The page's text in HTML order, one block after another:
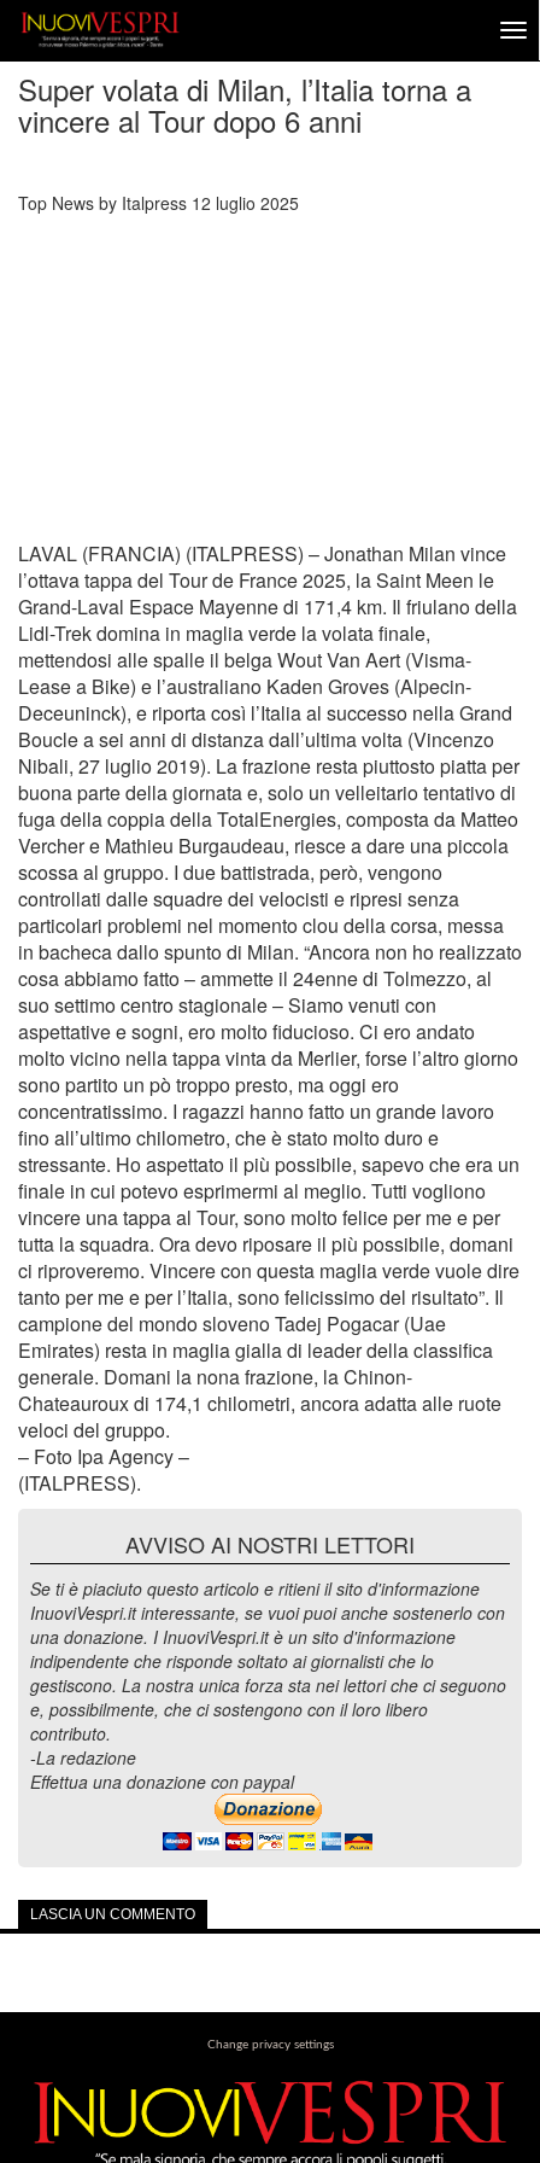
Super volata di Milan, l’Italia torna a
vincere al Tour dopo 6 anni
Top News by Italpress 12 luglio 2025
LAVAL (FRANCIA) (ITALPRESS) – Jonathan Milan vince
l’ottava tappa del Tour de France 2025, la Saint Meen le
Grand-Laval Espace Mayenne di 171,4 km. Il friulano della
Lidl-Trek domina in maglia verde la volata finale,
mettendosi alle spalle il belga Wout Van Aert (Visma-
Lease a Bike) e l’australiano Kaden Groves (Alpecin-
Deceuninck), e riporta così l’Italia al successo nella Grand
Boucle a sei anni di distanza dall’ultima volta (Vincenzo
Nibali, 27 luglio 2019). La frazione resta piuttosto piatta per
buona parte della giornata e, solo un velleitario tentativo di
fuga della coppia della TotalEnergies, composta da Matteo
Vercher e Mathieu Burgaudeau, riesce a dare una piccola
scossa al gruppo. I due battistrada, però, vengono
controllati dalle squadre dei velocisti e ripresi senza
particolari problemi nel momento clou della corsa, messa
in bacheca dallo spunto di Milan. “Ancora non ho realizzato
cosa abbiamo fatto – ammette il 24enne di Tolmezzo, al
suo settimo centro stagionale – Siamo venuti con
aspettative e sogni, ero molto fiducioso. Ci ero andato
molto vicino nella tappa vinta da Merlier, forse l’altro giorno
sono partito un pò troppo presto, ma oggi ero
concentratissimo. I ragazzi hanno fatto un grande lavoro
fino all’ultimo chilometro, che è stato molto duro e
stressante. Ho aspettato il più possibile, sapevo che era un
finale in cui potevo esprimermi al meglio. Tutti vogliono
vincere una tappa al Tour, sono molto felice per me e per
tutta la squadra. Ora devo riposare il più possibile, domani
ci riproveremo. Vincere con questa maglia verde vuole dire
tanto per me e per l’Italia, sono felicissimo del risultato”. Il
campione del mondo sloveno Tadej Pogacar (Uae
Emirates) resta in maglia gialla di leader della classifica
generale. Domani la nona frazione, la Chinon-
Chateauroux di 174,1 chilometri, ancora adatta alle ruote
veloci del gruppo.
– Foto Ipa Agency –
(ITALPRESS).
AVVISO AI NOSTRI LETTORI
Se ti è piaciuto questo articolo e ritieni il sito d'informazione
InuoviVespri.it interessante, se vuoi puoi anche sostenerlo con
una donazione. I InuoviVespri.it è un sito d'informazione
indipendente che risponde soltato ai giornalisti che lo
gestiscono. La nostra unica forza sta nei lettori che ci seguono
e, possibilmente, che ci sostengono con il loro libero
contributo.
-La redazione
Effettua una donazione con paypal
LASCIA UN COMMENTO
Change privacy settings